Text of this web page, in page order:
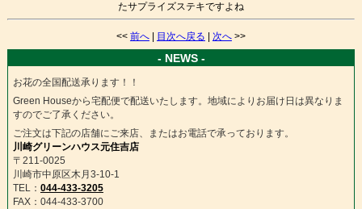
たサプライズステキですよね
<< 前へ| 目次へ戻る 次へ>>
- NEWS -
お花の全国配送承ります！！
Green Houseから宅配便で配送いたします。地域によりお届け日は異なりま
すのでご了承ください。
ご注文は下記の店舗にご来店、またはお電話で承っております。
川崎グリーンハウス元住吉店
〒211-0025
川崎市中原区木月3-10-1
TEL： 044-433-3205
FAX：044-433-3700